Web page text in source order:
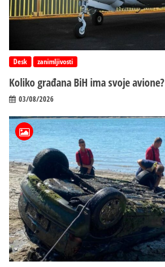
Desk zanimljivosti
Koliko građana BiH ima svoje avione?
03/08/2026